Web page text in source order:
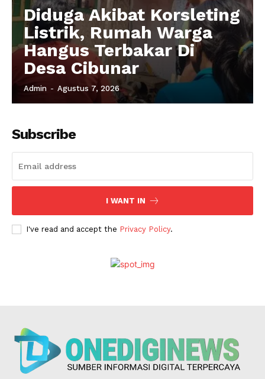
Diduga Akibat Korsleting
Listrik, Rumah Warga
Hangus Terbakar Di
Desa Cibunar
Admin - Agustus 7, 2026
Subscribe
I WANT IN
I've read and accept the Privacy Policy.